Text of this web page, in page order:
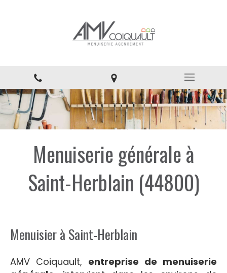
Menuiserie générale à
Saint-Herblain (44800)
Menuisier à Saint-Herblain
AMV Coiquault, entreprise de menuiserie